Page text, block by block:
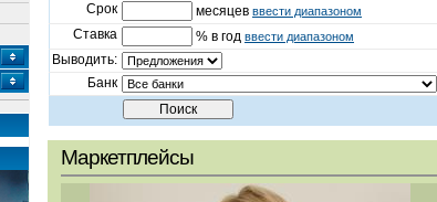
Срок месяцев ввести диапазоном
Ставка % в год ввести диапазоном
Выводить:
Банк
Маркетплейсы